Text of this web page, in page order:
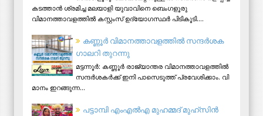
കടത്താൻ ശ്രമിച്ച മലയാളി യുവാവിനെ ബെംഗളൂരു
വിമാനത്താവളത്തിൽ കസ്റ്റംസ് ഉദ്യോഗസ്ഥർ പിടികൂടി....
ക​ണ്ണൂ​ർ വി​മാ​ന​ത്താ​വ​ള​ത്തി​ൽ സ​ന്ദ​ർ​ശ​ക
ഗാ​ല​റി തു​റ​ന്നു
മ​ട്ട​ന്നൂ​ർ: ക​ണ്ണൂ​ർ രാ​ജ്യാ​ന്ത​ര വി​മാ​ന​ത്താ​വ​ള​ത്തി​ൽ
സ​ന്ദ​ർ​ശ​ക​ർ​ക്ക് ഇ​നി പാ​സെ​ടു​ത്ത് പ്ര​വേ​ശി​ക്കാം. വി​
മാ​നം ഇ​റ​ങ്ങു​ന്ന...
പട്ടാമ്പി എംഎല്‍എ മുഹമ്മദ് മുഹ്‌സിന്‍